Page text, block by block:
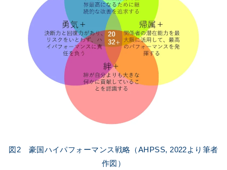
図2 豪国ハイパフォーマンス戦略（AHPSS, 2022より筆者
作図）